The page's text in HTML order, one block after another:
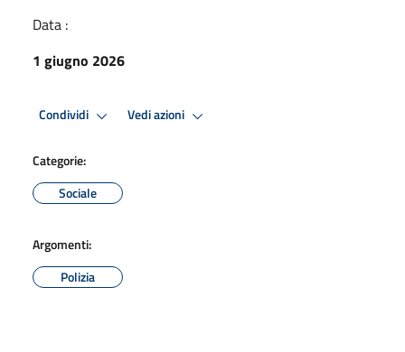
Data :
1 giugno 2026
Condividi Vedi azioni
Categorie:
Sociale
Argomenti:
Polizia